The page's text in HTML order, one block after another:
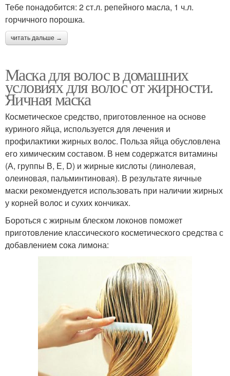
Тебе понадобится: 2 ст.л. репейного масла, 1 ч.л.
горчичного порошка.
читать дальше →
Маска для волос в домашних
условиях для волос от жирности.
Яичная маска
Косметическое средство, приготовленное на основе
куриного яйца, используется для лечения и
профилактики жирных волос. Польза яйца обусловлена
его химическим составом. В нем содержатся витамины
(А, группы В, Е, D) и жирные кислоты (линолевая,
олеиновая, пальминтиновая). В результате яичные
маски рекомендуется использовать при наличии жирных
у корней волос и сухих кончиках.
Бороться с жирным блеском локонов поможет
приготовление классического косметического средства с
добавлением сока лимона: